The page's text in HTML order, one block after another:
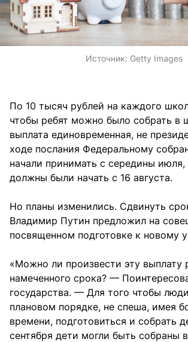
Источник: Getty Images
По 10 тысяч рублей на каждого
чтобы ребят можно было собрать в
выплата единовременная, не
ходе послания Федеральному
начали принимать с середины
должны были начать с 16 августа.
Но планы изменились. Сдвинуть
Владимир Путин предложил на
посвященном подготовке к новому
«Можно ли произвести эту выплату
намеченного срока? —
государства. — Для того чтобы
плановом порядке, не спеша, имея
времени, подготовиться и собрать
сентября дети могли быть собраны